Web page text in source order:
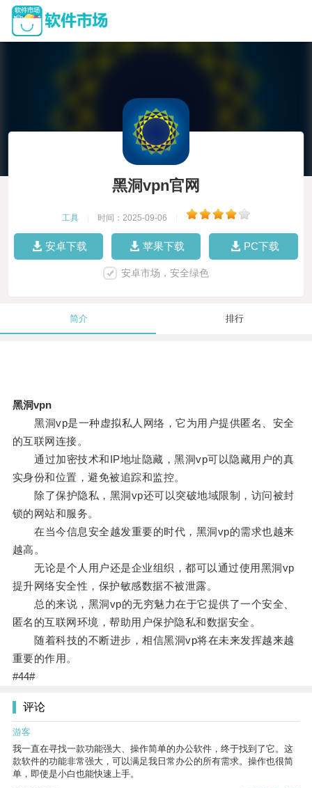
黑洞vpn官网
工具 时间：2025-09-06
安卓下载 苹果下载 PC下载
安卓市场，安全绿色
简介 排行
黑洞vpn
黑洞vp是一种虚拟私人网络，它为用户提供匿名、安全
的互联网连接。
通过加密技术和IP地址隐藏，黑洞vp可以隐藏用户的真
实身份和位置，避免被追踪和监控。
除了保护隐私，黑洞vp还可以突破地域限制，访问被封
锁的网站和服务。
在当今信息安全越发重要的时代，黑洞vp的需求也越来
越高。
无论是个人用户还是企业组织，都可以通过使用黑洞vp
提升网络安全性，保护敏感数据不被泄露。
总的来说，黑洞vp的无穷魅力在于它提供了一个安全、
匿名的互联网环境，帮助用户保护隐私和数据安全。
随着科技的不断进步，相信黑洞vp将在未来发挥越来越
重要的作用。
#44#
评论
游客
我一直在寻找一款功能强大、操作简单的办公软件，终于找到了它。这
款软件的功能非常强大，可以满足我日常办公的所有需求。操作也很简
单，即使是小白也能快速上手。